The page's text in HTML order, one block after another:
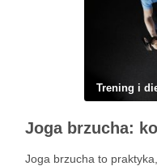
Trening i
Joga brzucha to